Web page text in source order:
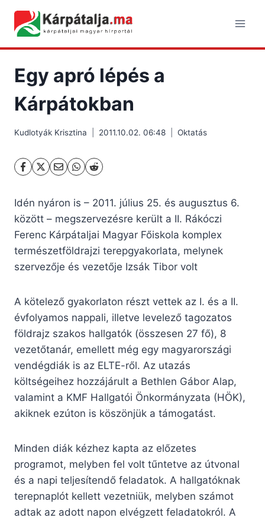
content
Egy apró lépés a
Kárpátokban
Kudlotyák Krisztina 2011.10.02. 06:48 Oktatás
Idén nyáron is – 2011. július 25. és augusztus 6.
között – megszervezésre került a II. Rákóczi
Ferenc Kárpátaljai Magyar Főiskola komplex
természetföldrajzi terepgyakorlata, melynek
szervezője és vezetője Izsák Tibor volt
A kötelező gyakorlaton részt vettek az I. és a II.
évfolyamos nappali, illetve levelező tagozatos
földrajz szakos hallgatók (összesen 27 fő), 8
vezetőtanár, emellett még egy magyarországi
vendégdiák is az ELTE-ről. Az utazás
költségeihez hozzájárult a Bethlen Gábor Alap,
valamint a KMF Hallgatói Önkormányzata (HÖK),
akiknek ezúton is köszönjük a támogatást.
Minden diák kézhez kapta az előzetes
programot, melyben fel volt tűntetve az útvonal
és a napi teljesítendő feladatok. A hallgatóknak
terepnaplót kellett vezetniük, melyben számot
adtak az adott napon elvégzett feladatokról. A